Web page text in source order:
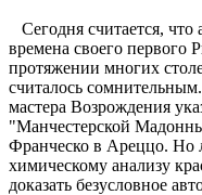
Сегодня считается, что
времена своего первого
протяжении многих
считалось
мастера Возрождения
"Манчестерской
Франческо в Ареццо. Но
химическому анализу
доказать безусловное